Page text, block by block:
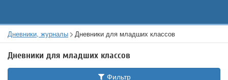
Дневники, журналы Дневники для младших классов
Дневники для младших классов
Фильтр